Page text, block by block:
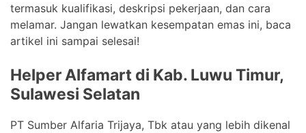
termasuk kualifikasi, deskripsi pekerjaan, dan cara
melamar. Jangan lewatkan kesempatan emas ini, baca
artikel ini sampai selesai!
Helper Alfamart di Kab. Luwu Timur,
Sulawesi Selatan
PT Sumber Alfaria Trijaya, Tbk atau yang lebih dikenal